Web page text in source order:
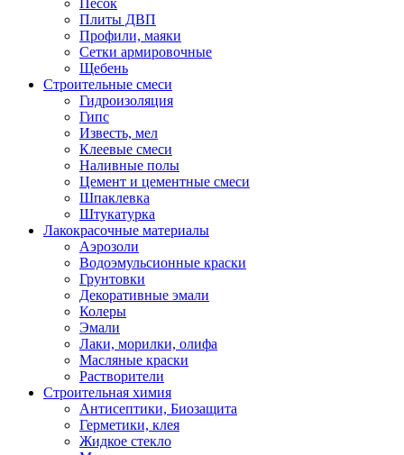
Песок
Плиты ДВП
Профили, маяки
Сетки армировочные
Щебень
Строительные смеси
Гидроизоляция
Гипс
Известь, мел
Клеевые смеси
Наливные полы
Цемент и цементные смеси
Шпаклевка
Штукатурка
Лакокрасочные материалы
Аэрозоли
Водоэмульсионные краски
Грунтовки
Декоративные эмали
Колеры
Эмали
Лаки, морилки, олифа
Масляные краски
Растворители
Строительная химия
Антисептики, Биозащита
Герметики, клея
Жидкое стекло